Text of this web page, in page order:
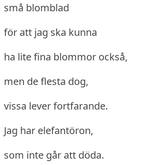
små blomblad
för att jag ska kunna
ha lite fina blommor också,
men de flesta dog,
vissa lever fortfarande.
Jag har elefantöron,
som inte går att döda.